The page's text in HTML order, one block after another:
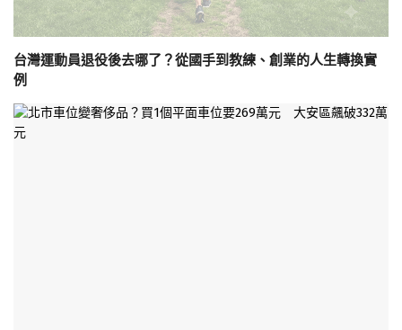
台灣運動員退役後去哪了？從國手到教練、創業的人生轉換實
例